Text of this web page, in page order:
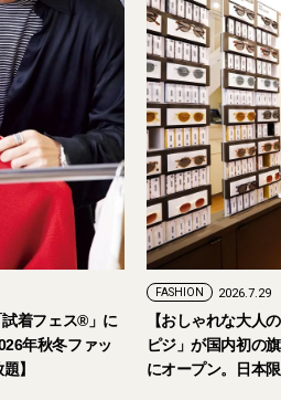
れな大人のアイウェア】パリ発「イジ
国内初の旗艦店をキャットストリート
ン。日本限定サングラスも登場